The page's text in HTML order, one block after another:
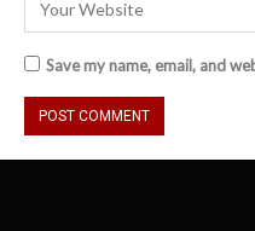
Save my name, email, and